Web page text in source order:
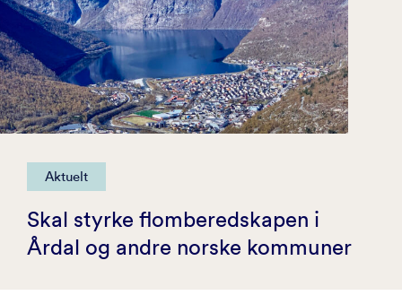
Aktuelt
Skal styrke flomberedskapen i
Årdal og andre norske kommuner